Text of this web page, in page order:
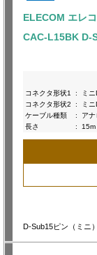
ELECOM エレ
CAC-L15BK D-
コネクタ形状1
:
ミ
コネクタ形状2
:
ミ
ケーブル種類
:
ア
長さ
: 15m
D-Sub15ピン（ミニ